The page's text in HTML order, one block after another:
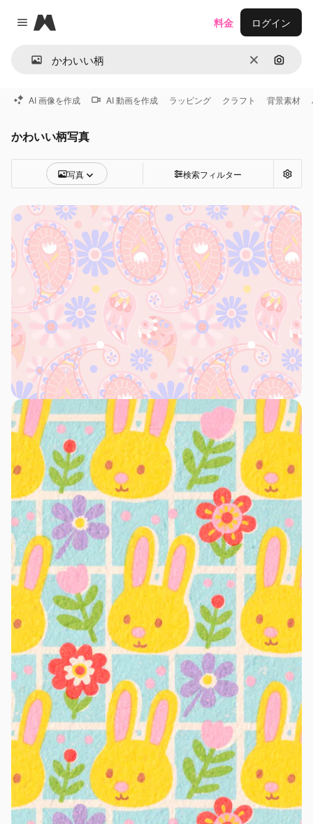
Close menu
Magnific
消去 画像で
料金 ログイン
AI 画像を作成 AI 動画を作成 ラッピング クラフト 背景素材
かわいい柄写真
写真 検索フィルター